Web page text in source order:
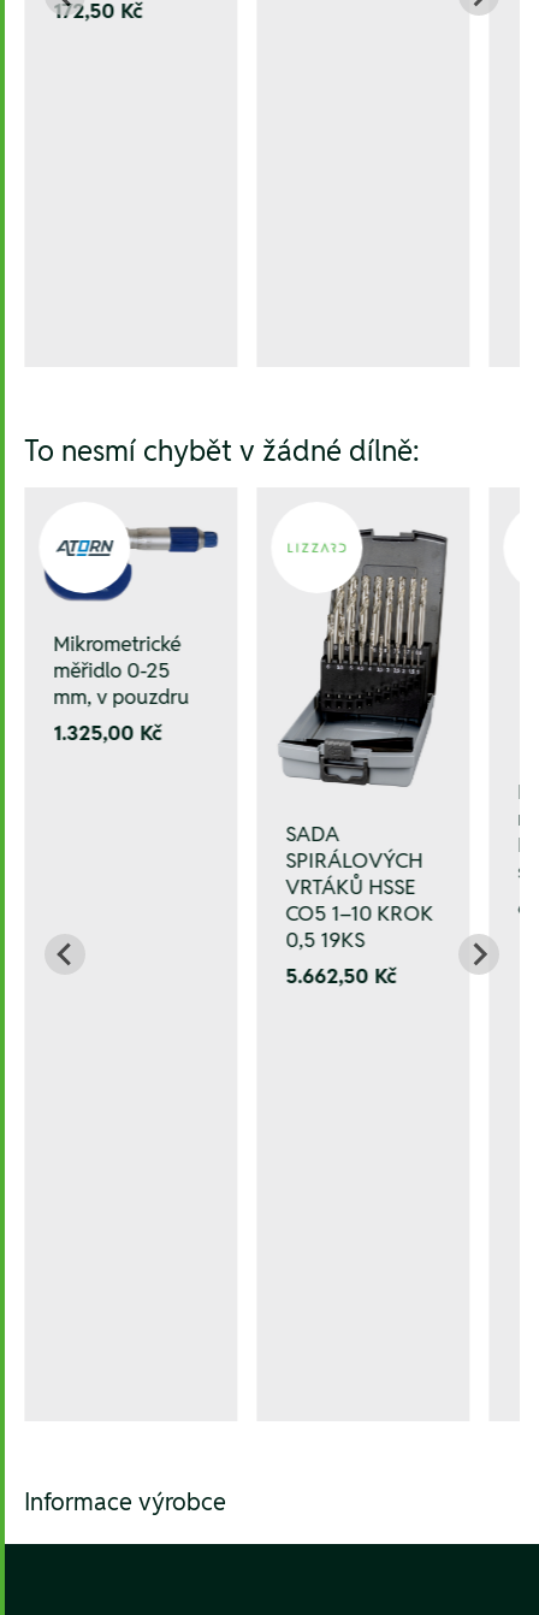
172,50 Kč
To nesmí chybět v žádné dílně:
Mikrometrické
měřidlo 0-25
mm, v pouzdru
1.325,00 Kč
SADA
SPIRÁLOVÝCH
VRTÁKŮ HSSE
CO5 1–10 KROK
0,5 19KS
5.662,50 Kč
Informace výrobce